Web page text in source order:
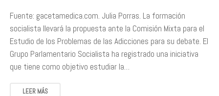
Fuente: gacetamedica.com. Julia Porras. La formación
socialista llevará la propuesta ante la Comisión Mixta para el
Estudio de los Problemas de las Adicciones para su debate. El
Grupo Parlamentario Socialista ha registrado una iniciativa
que tiene como objetivo estudiar la…
LEER MÁS